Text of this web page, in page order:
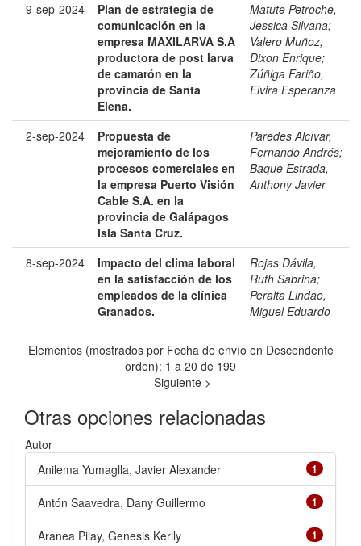
9-sep-2024
Plan de estrategia de
comunicación en la
empresa MAXILARVA S.A
productora de post larva
de camarón en la
provincia de Santa
Elena.
Matute Petroche,
Jessica Silvana;
Valero Muñoz,
Dixon Enrique;
Zúñiga Fariño,
Elvira Esperanza
2-sep-2024
Propuesta de
mejoramiento de los
procesos comerciales en
la empresa Puerto Visión
Cable S.A. en la
provincia de Galápagos
Isla Santa Cruz.
Paredes Alcívar,
Fernando Andrés;
Baque Estrada,
Anthony Javier
8-sep-2024
Impacto del clima laboral
en la satisfacción de los
empleados de la clínica
Granados.
Rojas Dávila,
Ruth Sabrina;
Peralta Lindao,
Miguel Eduardo
Elementos (mostrados por Fecha de envío en Descendente
orden): 1 a 20 de 199
Siguiente >
Otras opciones relacionadas
Autor
1
Anilema Yumaglla, Javier Alexander
1
Antón Saavedra, Dany Guillermo
1
Aranea Pilay, Genesis Kerlly